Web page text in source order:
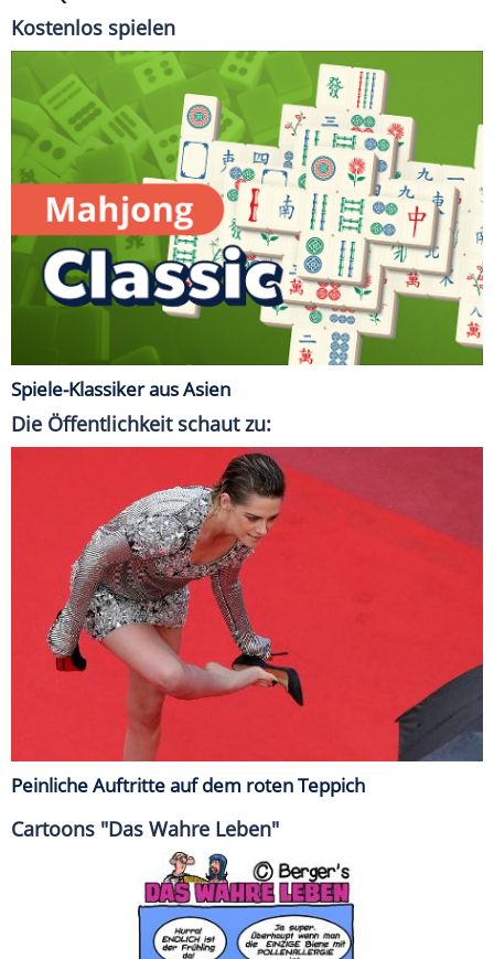
Kostenlos spielen
Spiele-Klassiker aus Asien
Die Öffentlichkeit schaut zu:
Peinliche Auftritte auf dem roten Teppich
Cartoons "Das Wahre Leben"